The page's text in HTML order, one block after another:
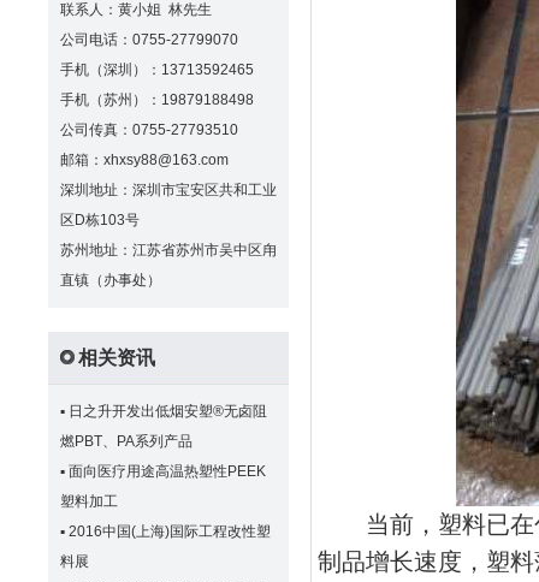
联系人：黄小姐 林先生
公司电话：0755-27799070
手机（深圳）：13713592465
手机（苏州）：19879188498
公司传真：0755-27793510
邮箱：xhxsy88@163.com
深圳地址：深圳市宝安区共和工业
区D栋103号
苏州地址：江苏省苏州市吴中区甪
直镇（办事处）
相关资讯
▪ 日之升开发出低烟安塑®无卤阻
燃PBT、PA系列产品
▪ 面向医疗用途高温热塑性PEEK
塑料加工
▪ 2016中国(上海)国际工程改性塑
料展
当前，塑料已在
制品增长速度，塑